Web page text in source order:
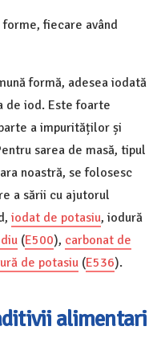
fiecare având
formă, adesea iodată
de iod. Este foarte
a impurităților și
sarea de masă, tipul
noastră, se folosesc
a sării cu ajutorul
iodat de potasiu, iodură
(E500), carbonat de
de potasiu (E536).
alimentari